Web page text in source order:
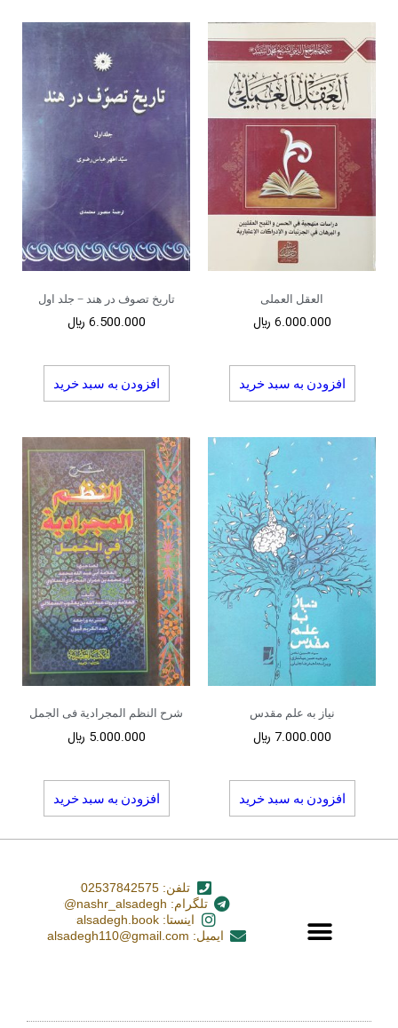
العقل العملی
6.000.000 ﷼
افزودن به سبد خرید
تاریخ تصوف در هند – جلد اول
6.500.000 ﷼
افزودن به سبد خرید
نیاز به علم مقدس
7.000.000 ﷼
افزودن به سبد خرید
شرح النظم المجرادیة فی الجمل
5.000.000 ﷼
افزودن به سبد خرید
تلفن: 02537842575
تلگرام: nashr_alsadegh@
اینستا: alsadegh.book
ایمیل: alsadegh110@gmail.com